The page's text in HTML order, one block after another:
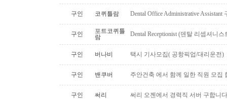
구인 코퀴틀람 Dental Office Administrative Assistant
구인
포트코퀴틀
람
Dental Receptionist (덴탈 리셉셔니
구인 버나비 택시 기사모집( 공항픽업/대리운전)
구인 밴쿠버 주안건축 에서 함께 일한 직원 모집
구인 써리 써리 오젠에서 경력직 서버 구합니다